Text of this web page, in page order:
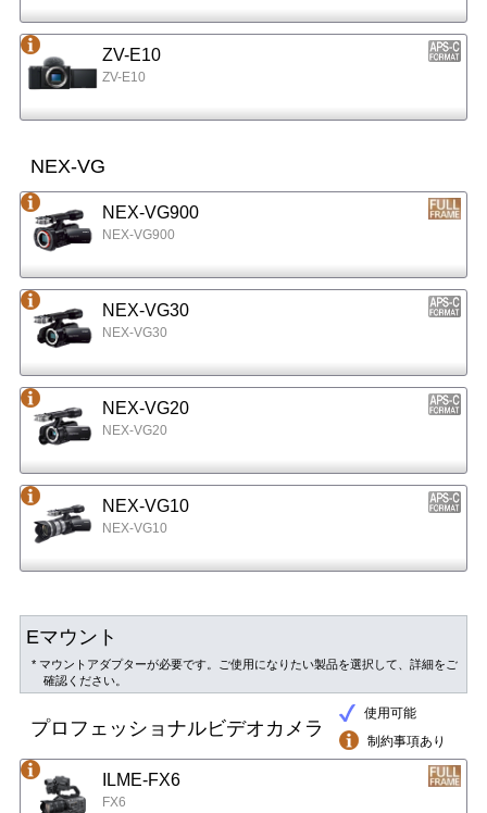
ZV-E10
ZV-E10
NEX-VG
NEX-VG900
NEX-VG900
NEX-VG30
NEX-VG30
NEX-VG20
NEX-VG20
NEX-VG10
NEX-VG10
Eマウント
* マウントアダプターが必要です。ご使用になりたい製品を選択して、詳細をご
確認ください。
使用可能
制約事項あり
プロフェッショナルビデオカメラ
ILME-FX6
FX6